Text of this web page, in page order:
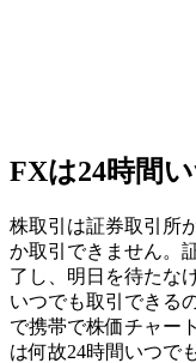
FXは24時間
株取引は証券取引所
か取引できません。
了し、明日を待たな
いつでも取引 できる
で携帯で株価チャー
は何故24時間いつで